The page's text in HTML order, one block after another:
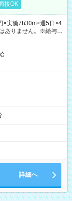
接OK
実働7h30m×週5日×4
ありません。※給与即
詳細へ